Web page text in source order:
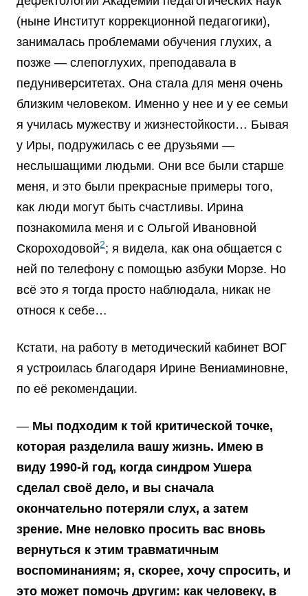
(ныне Институт коррекционной педагогики),
занималась проблемами обучения глухих, а
позже — слепоглухих, преподавала в
педуниверситетах. Она стала для меня очень
близким человеком. Именно у нее и у ее семьи
я училась мужеству и жизнестойкости… Бывая
у Иры, подружилась с ее друзьями —
неслышащими людьми. Они все были старше
меня, и это были прекрасные примеры того,
как люди могут быть счастливы. Ирина
познакомила меня и с Ольгой Ивановной
Скороходовой2; я видела, как она общается с
ней по телефону с помощью азбуки Морзе. Но
всё это я тогда просто наблюдала, никак не
относя к себе…
Кстати, на работу в методический кабинет ВОГ
я устроилась благодаря Ирине Вениаминовне,
по её рекомендации.
— Мы подходим к той критической точке,
которая разделила вашу жизнь. Имею в
виду 1990-й год, когда синдром Ушера
сделал своё дело, и вы сначала
окончательно потеряли слух, а затем
зрение. Мне неловко просить вас вновь
вернуться к этим травматичным
воспоминаниям; я, скорее, хочу спросить, и
это может помочь другим: как человеку, в